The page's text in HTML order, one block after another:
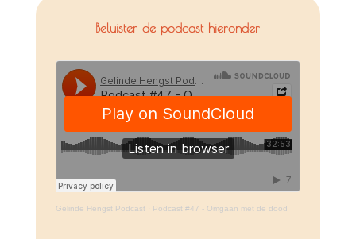
Beluister de podcast hieronder
Gelinde Hengst Podcast · Podcast #47 - Omgaan met de dood